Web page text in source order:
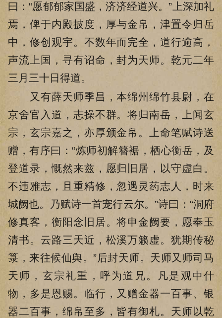
曰：“愿郁郁家国盛，济济经道兴。”上深加礼
焉，俾于内殿披度，厚与金帛，津置令归岳
中，修创观宇。不数年而完全，道行逾高，
声流上国，寻有诏命，封为天师。乾元二年
三月三十日得道。
又有薛天师季昌，本绵州绵竹县尉，在
京舍官入道，志操不群。将归南岳，上闻玄
宗，玄宗嘉之，亦厚颁金帛。上命笔赋诗送
赠，有序曰：“炼师初解簪裾，栖心衡岳，及
登道录，慨然来兹，愿归旧居，以守虚白。
不违雅志，且重精修，忽遇灵药志人，时来
城阙也。乃赋诗一首宠行云尔。”诗曰：“洞府
修真客，衡阳念旧居。将申金阙要，愿奉玉
清书。云路三天近，松溪万籁虚。犹期传秘
箓，来往候仙舆。”后封天师。天师又师司马
天师，玄宗礼重，呼为道兄。凡是观中什
物，多是恩赐。临行，又赠金器一百事、银
器二百事，绵帛至多，皆有御札。天师以乾